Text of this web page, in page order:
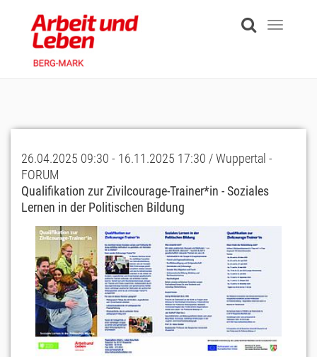
content
Toggle
26.04.2025 09:30 - 16.11.2025 17:30 / Wuppertal -
FORUM
Qualifikation zur Zivilcourage-Trainer*in - Soziales
Lernen in der Politischen Bildung